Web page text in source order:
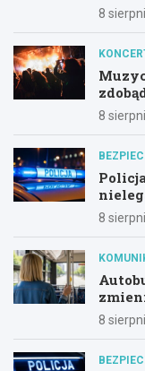
8
8
Hali
8
8